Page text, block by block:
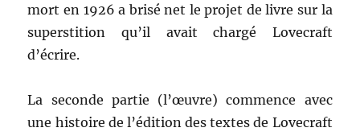
mort en 1926 a brisé net le projet de livre sur la
superstition qu’il avait chargé Lovecraft
d’écrire.
La seconde partie (l’œuvre) commence avec
une histoire de l’édition des textes de Lovecraft